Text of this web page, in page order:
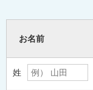
お名前
姓